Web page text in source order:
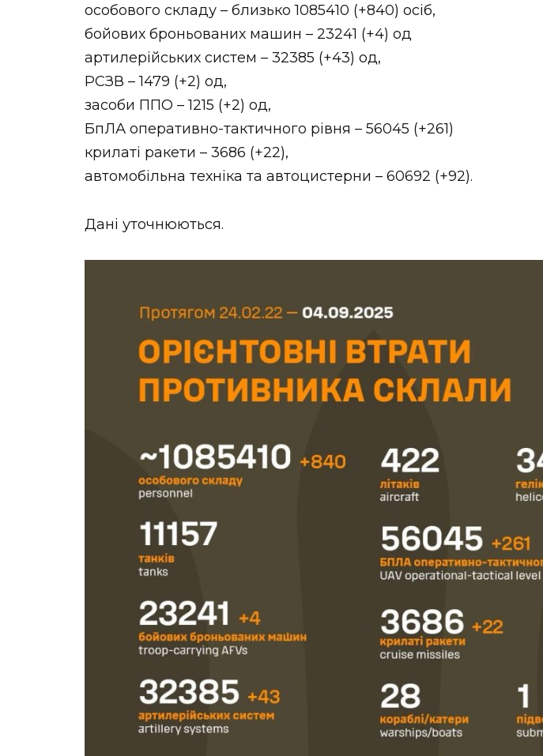
особового складу – близько 1085410 (+840) осіб,
бойових броньованих машин – 23241 (+4) од
артилерійських систем – 32385 (+43) од,
РСЗВ – 1479 (+2) од,
засоби ППО – 1215 (+2) од,
БпЛА оперативно-тактичного рівня – 56045 (+261)
крилаті ракети – 3686 (+22),
автомобільна техніка та автоцистерни – 60692 (+92).
Дані уточнюються.